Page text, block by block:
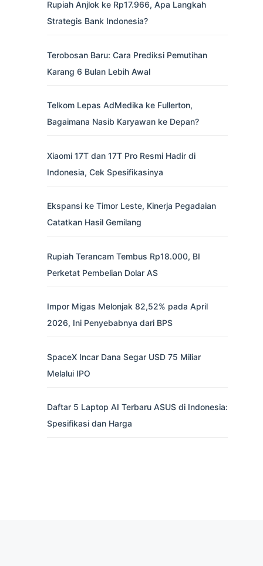
Rupiah Anjlok ke Rp17.966, Apa Langkah
Strategis Bank Indonesia?
Terobosan Baru: Cara Prediksi Pemutihan
Karang 6 Bulan Lebih Awal
Telkom Lepas AdMedika ke Fullerton,
Bagaimana Nasib Karyawan ke Depan?
Xiaomi 17T dan 17T Pro Resmi Hadir di
Indonesia, Cek Spesifikasinya
Ekspansi ke Timor Leste, Kinerja Pegadaian
Catatkan Hasil Gemilang
Rupiah Terancam Tembus Rp18.000, BI
Perketat Pembelian Dolar AS
Impor Migas Melonjak 82,52% pada April
2026, Ini Penyebabnya dari BPS
SpaceX Incar Dana Segar USD 75 Miliar
Melalui IPO
Daftar 5 Laptop AI Terbaru ASUS di Indonesia:
Spesifikasi dan Harga